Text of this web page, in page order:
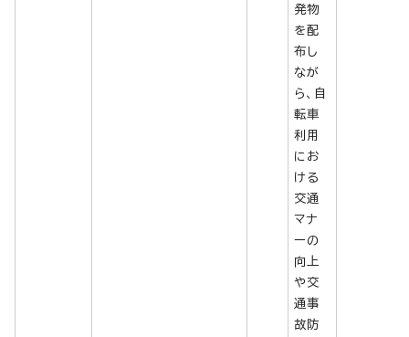
発物
を配
布し
なが
ら、自
転車
利用
にお
ける
交通
マナ
ーの
向上
や交
通事
故防